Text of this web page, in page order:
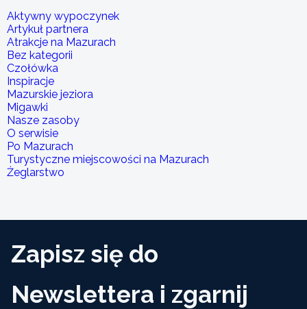
Aktywny wypoczynek
Artykuł partnera
Atrakcje na Mazurach
Bez kategorii
Czołówka
Inspiracje
Mazurskie jeziora
Migawki
Nasze zasoby
O serwisie
Po Mazurach
Turystyczne miejscowości na Mazurach
Żeglarstwo
Zapisz się do
Newslettera i zgarnij